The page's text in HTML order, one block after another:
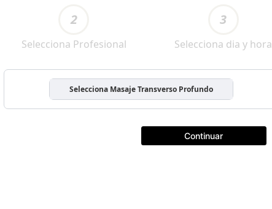
2
Selecciona Profesional
3
Selecciona dia y hora
Selecciona Masaje Transverso Profundo
Continuar